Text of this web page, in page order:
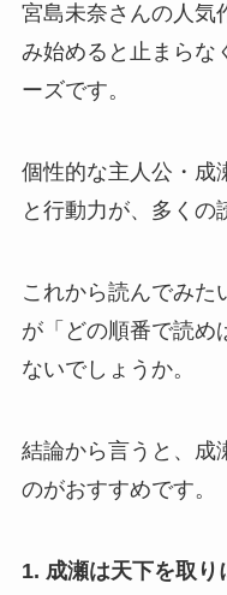
宮島未奈さんの人気
み始めると止まらな
ーズです。
個性的な主人公・成
と行動力が、多くの
これから読んでみた
が「どの順番で読め
ないでしょうか。
結論から言うと、成
のがおすすめです。
1. 成瀬は天下を取り